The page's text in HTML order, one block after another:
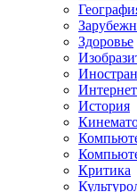
Здоровье
Интернет
История
Критика